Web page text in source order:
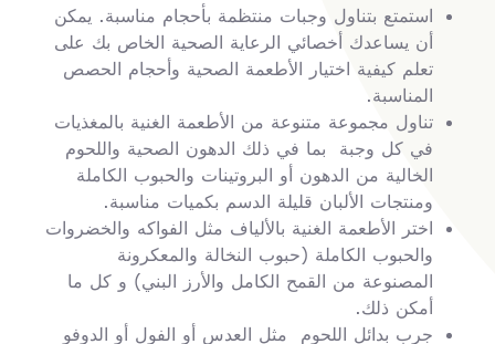
استمتع بتناول وجبات منتظمة بأحجام مناسبة. يمكن
أن يساعدك أخصائي الرعاية الصحية الخاص بك على
تعلم كيفية اختيار الأطعمة الصحية وأحجام الحصص
المناسبة.
تناول مجموعة متنوعة من الأطعمة الغنية بالمغذيات
في كل وجبة بما في ذلك الدهون الصحية واللحوم
الخالية من الدهون أو البروتينات والحبوب الكاملة
ومنتجات الألبان قليلة الدسم بكميات مناسبة.
اختر الأطعمة الغنية بالألياف مثل الفواكه والخضروات
والحبوب الكاملة (حبوب النخالة والمعكرونة
المصنوعة من القمح الكامل والأرز البني) و كل ما
أمكن ذلك.
جرب بدائل اللحوم مثل العدس أو الفول أو الدوفو